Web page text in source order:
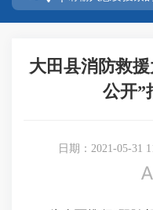
大田县消防救
公开”
日期：2021-05-31